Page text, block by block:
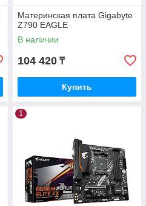
Материнская плата Gigabyte
Z790 EAGLE
В наличии
104 420 ₸
Купить
1